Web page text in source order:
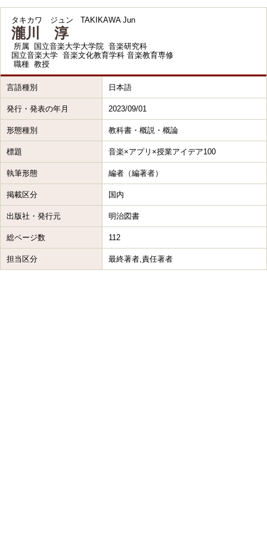
タキカワ ジュン TAKIKAWA Jun
瀧川 淳
所属
国立音楽大学大学院 音楽研究科
国立音楽大学 音楽文化教育学科 音楽教育専修
職種 教授
言語種別 日本語
発行・発表の年月 2023/09/01
形態種別 教科書・概説・概論
標題 音楽×アプリ×授業アイデア100
執筆形態 編者（編著者）
掲載区分 国内
出版社・発行元 明治図書
総ページ数 112
担当区分 最終著者,責任著者